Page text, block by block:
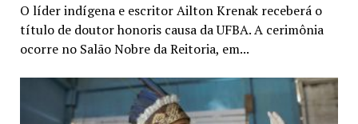
O líder indígena e escritor Ailton Krenak receberá o
título de doutor honoris causa da UFBA. A cerimônia
ocorre no Salão Nobre da Reitoria, em...